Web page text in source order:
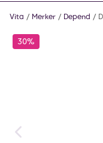
Vita Merker Depend
30%